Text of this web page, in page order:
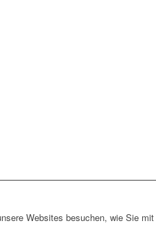
Websites besuchen, wie Sie